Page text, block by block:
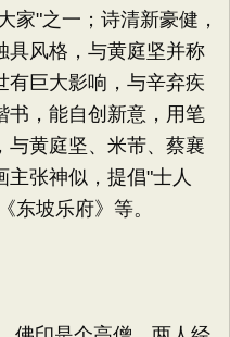
家"之一；诗清新豪健，
具风格，与黄庭坚并称
有巨大影响，与辛弃疾
书，能自创新意，用笔
与黄庭坚、米芾、蔡襄
主张神似，提倡"士人
东坡乐府》等。